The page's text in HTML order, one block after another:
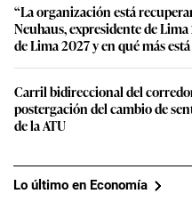
“La organización está
Neuhaus, expresidente de
de Lima 2027 y en qué más
Carril bidireccional del
postergación del cambio de
de la ATU
Lo último en Economía